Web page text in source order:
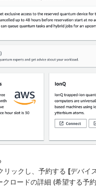
リックし、予約する [デバイ
ロードの詳細 (希望する予